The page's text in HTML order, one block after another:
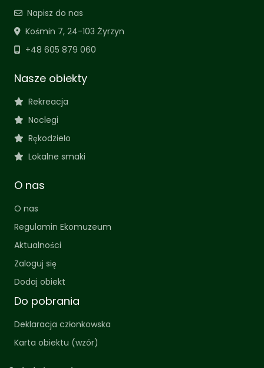
Napisz do nas
Kośmin 7, 24-103 Żyrzyn
+48 605 879 060
Nasze obiekty
Rekreacja
Noclegi
Rękodzieło
Lokalne smaki
O nas
O nas
Regulamin Ekomuzeum
Aktualności
Zaloguj się
Dodaj obiekt
Do pobrania
Deklaracja członkowska
Karta obiektu (wzór)